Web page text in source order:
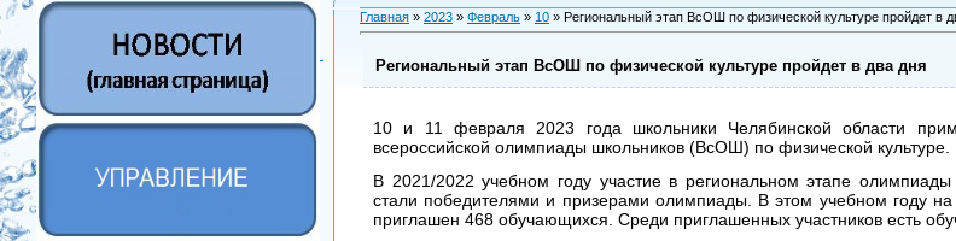
Главная » 2023 » Февраль » 10 » Региональный этап ВсОШ по физической культуре пройдет в
Региональный этап ВсОШ по физической культуре пройдет в два дня
10 и 11 февраля 2023 года школьники Челябинской области
всероссийской олимпиады школьников (ВсОШ) по физической культуре.
В 2021/2022 учебном году участие в региональном этапе
стали победителями и призерами олимпиады. В этом учебном году
приглашен 468 обучающихся. Среди приглашенных участников есть